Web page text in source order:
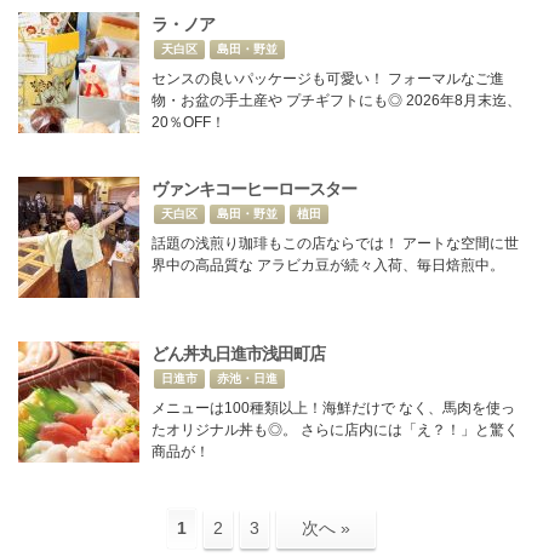
ラ・ノア
天白区 島田・野並
センスの良いパッケージも可愛い！ フォーマルなご進
物・お盆の手土産や プチギフトにも◎ 2026年8月末迄、
20％OFF！
ヴァンキコーヒーロースター
天白区 島田・野並 植田
話題の浅煎り珈琲もこの店ならでは！ アートな空間に世
界中の高品質な アラビカ豆が続々入荷、毎日焙煎中。
どん丼丸日進市浅田町店
日進市 赤池・日進
メニューは100種類以上！海鮮だけで なく、馬肉を使っ
たオリジナル丼も◎。 さらに店内には「え？！」と驚く
商品が！
1 2 3 次へ »